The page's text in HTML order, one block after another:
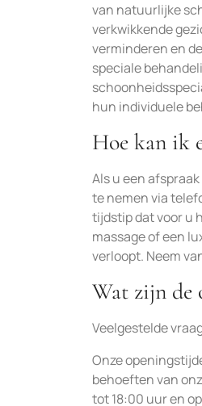
van natuurlijke
verkwikkende
verminderen en
speciale
hun individuele
Hoe kan ik
Als u een
te nemen via
tijdstip dat voor u
massage of een
verloopt. Neem
Wat zijn de
Veelgestelde
Onze
behoeften van
tot 18:00 uur en